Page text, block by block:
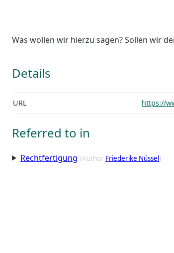
Was wollen wir hierzu sagen? Sollen wir
Details
URL https://
Referred to in
Rechtfertigung (Author Friederike Nüssel)